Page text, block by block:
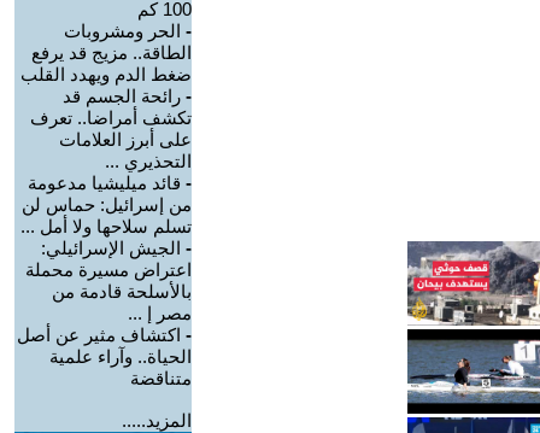
100 كم
- الحر ومشروبات
الطاقة.. مزيج قد يرفع
ضغط الدم ويهدد القلب
- رائحة الجسم قد
تكشف أمراضا.. تعرف
على أبرز العلامات
التحذيري ...
- قائد ميليشيا مدعومة
من إسرائيل: حماس لن
تسلم سلاحها ولا أمل ...
- الجيش الإسرائيلي:
اعتراض مسيرة محملة
بالأسلحة قادمة من
مصر إ ...
- اكتشاف مثير عن أصل
الحياة.. وآراء علمية
متناقضة
المزيد.....